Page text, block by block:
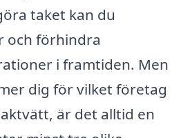
taket kan du
och förhindra
i framtiden. Men
dig för vilket företag
är det alltid en